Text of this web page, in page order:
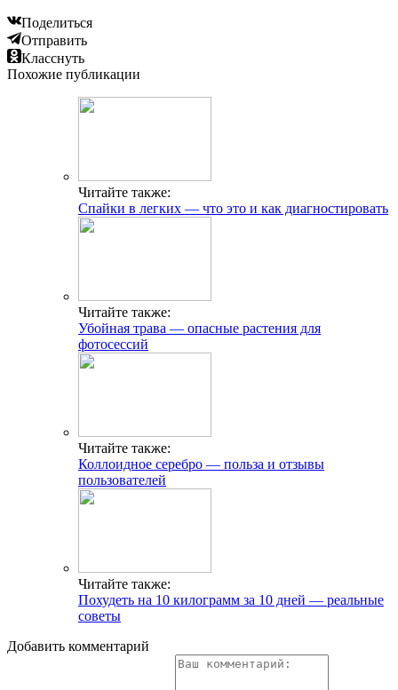
Поделиться
Отправить
Класснуть
Похожие публикации
Читайте также:
Спайки в легких — что это и как диагностировать
Читайте также:
Убойная трава — опасные растения для
фотосессий
Читайте также:
Коллоидное серебро — польза и отзывы
пользователей
Читайте также:
Похудеть на 10 килограмм за 10 дней — реальные
советы
Добавить комментарий